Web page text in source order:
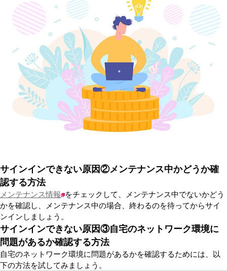
サインインできない原因②メンテナンス中かどうか確
認する方法
メンテナンス情報 をチェックして、メンテナンス中でないかどう
かを確認し、メンテナンス中の場合、終わるのを待ってからサイ
ンインしましょう。
サインインできない原因③自宅のネットワーク環境に
問題があるか確認する方法
自宅のネットワーク環境に問題があるかを確認するためには、以
下の方法を試してみましょう。